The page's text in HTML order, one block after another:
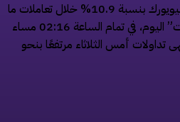
وقفز السهم المدرج في بورصة نيويورك بنسبة 10.9% خلال تعاملات ما
قبل افتتاح جلسة “وول ستريت” اليوم، في تمام الساعة 02:16 مساء
أمس الثلاثاء مرتفعًا بنحو